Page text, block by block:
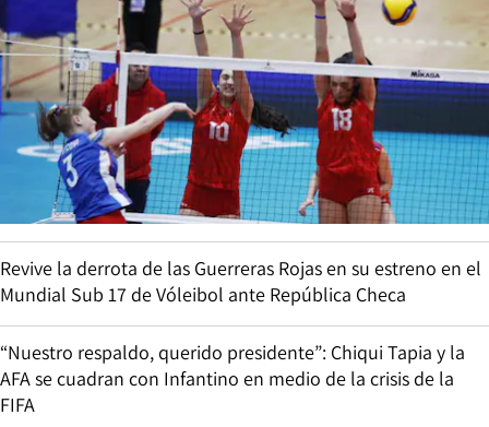
Revive la derrota de las Guerreras Rojas en su estreno en el
Mundial Sub 17 de Vóleibol ante República Checa
“Nuestro respaldo, querido presidente”: Chiqui Tapia y la
AFA se cuadran con Infantino en medio de la crisis de la
FIFA